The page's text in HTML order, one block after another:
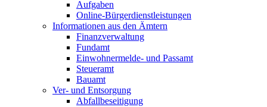
Aufgaben
Online-Bürgerdienstleistungen
Informationen aus den Ämtern
Finanzverwaltung
Fundamt
Einwohnermelde- und Passamt
Steueramt
Bauamt
Ver- und Entsorgung
Abfallbeseitigung